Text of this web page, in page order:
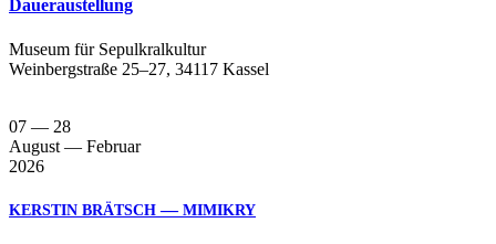
Daueraustellung
Muse­um für Sepul­kral­kul­tur
Wein­berg­stra­ße 25–27, 34117 Kassel
07 — 28
August — Februar
2026
KERSTIN BRÄTSCH—MIMIKRY